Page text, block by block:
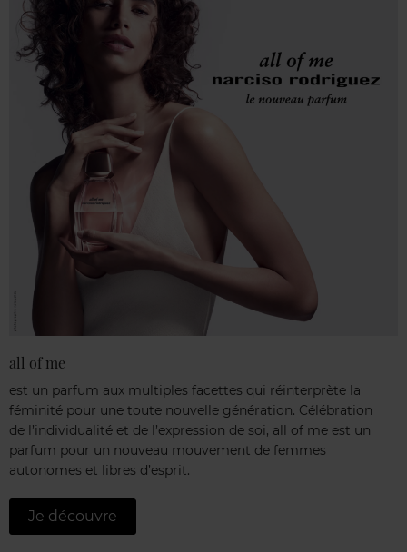
all of me
est un parfum aux multiples facettes qui réinterprète la
féminité pour une toute nouvelle génération. Célébration
de l’individualité et de l’expression de soi, all of me est un
parfum pour un nouveau mouvement de femmes
autonomes et libres d’esprit.
Je découvre